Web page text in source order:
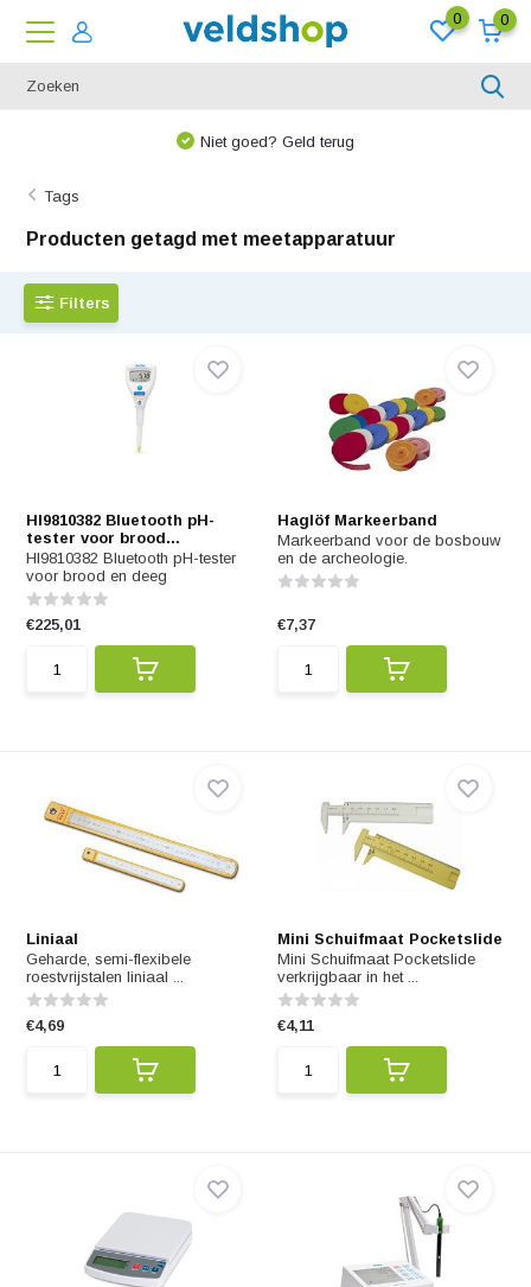
0 0
We denken graag met u mee!
Tags
Producten getagd met meetapparatuur
Filters
HI9810382 Bluetooth pH-
tester voor brood...
HI9810382 Bluetooth pH-tester
voor brood en deeg
€225,01
Haglöf Markeerband
Markeerband voor de bosbouw
en de archeologie.
€7,37
Liniaal
Geharde, semi-flexibele
roestvrijstalen liniaal ...
€4,69
Mini Schuifmaat Pocketslide
Mini Schuifmaat Pocketslide
verkrijgbaar in het ...
€4,11